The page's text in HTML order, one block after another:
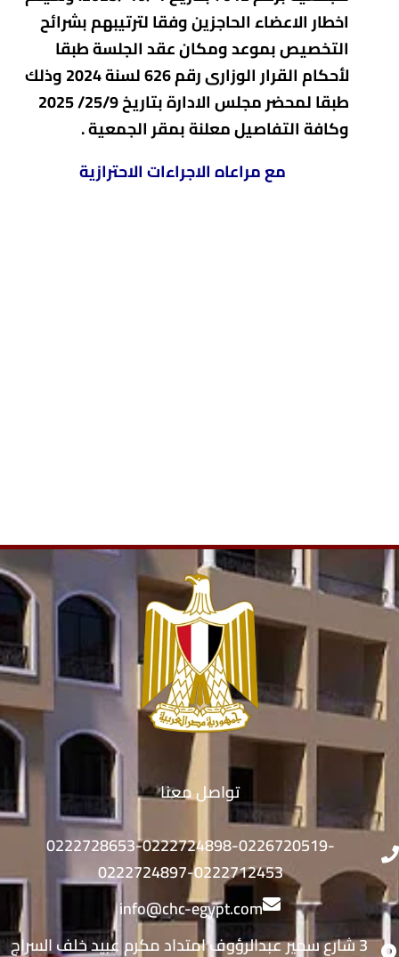
اخطار الاعضاء الحاجزين وفقا لترتيبهم بشرائح
التخصيص بموعد ومكان عقد الجلسة طبقا
لأحكام القرار الوزارى رقم 626 لسنة 2024 وذلك
طبقا لمحضر مجلس الادارة بتاريخ 25/9/ 2025
وكافة التفاصيل معلنة بمقر الجمعية .
مع مراعاه الاجراءات الاحترازية
تواصل معنا
0222728653-0222724898-0226720519-
0222724897-0222712453
info@chc-egypt.com
3 شارع سمير عبدالرؤوف امتداد مكرم عبيد خلف السراج